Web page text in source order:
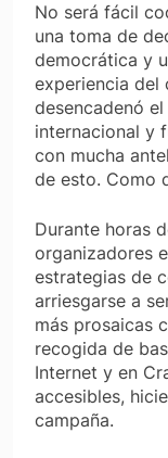
No será fácil
una toma de
democrática y
experiencia del
desencadenó
internacional y
con mucha
de esto. Como
Durante horas
organizadores
estrategias de
arriesgarse a
más prosaicas
recogida de
Internet y en
accesibles,
campaña.